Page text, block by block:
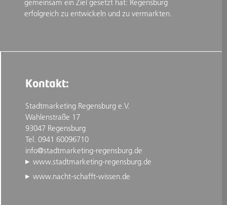
gemeinsam ein Ziel gesetzt hat: Regensburg
erfolgreich zu entwickeln und zu vermarkten.
Kontakt:
Stadtmarketing Regensburg e.V.
Wahlenstraße 17
93047 Regensburg
Tel. 0941 60096710
info@stadtmarketing-regensburg.de
www.stadtmarketing-regensburg.de
www.nacht-schafft-wissen.de